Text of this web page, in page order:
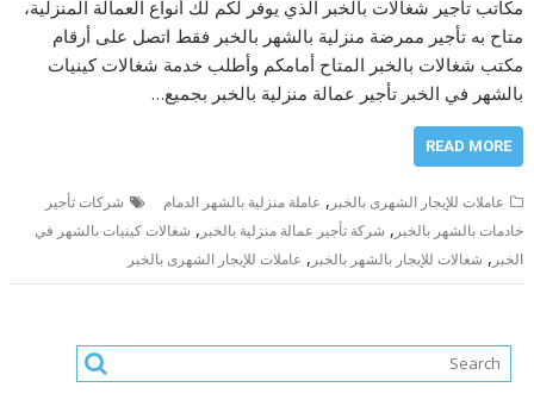
مكاتب تأجير شغالات بالخبر الذي يوفر لكم لك أنواع العمالة المنزلية،
متاح به تأجير ممرضة منزلية بالشهر بالخبر فقط اتصل على أرقام
مكتب شغالات بالخبر المتاح أمامكم وأطلب خدمة شغالات كينيات
بالشهر في الخبر تأجير عمالة منزلية بالخبر بجميع…
READ MORE
عاملات للإيجار الشهرى بالخبر , عاملة منزلية بالشهر الدمام
شركات تأجير
خادمات بالشهر بالخبر , شركة تأجير عمالة منزلية بالخبر , شغالات كينيات بالشهر في
الخبر , شغالات للإيجار بالشهر بالخبر , عاملات للإيجار الشهرى بالخبر